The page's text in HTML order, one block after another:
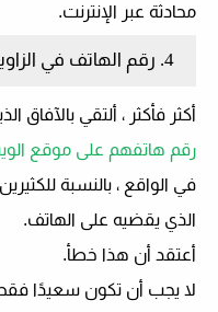
محادثة عبر الإنترنت.
4. رقم الهاتف في الزاوية اليمنى العليا
أكثر فأكثر ، ألتقي بالآفاق
رقم هاتفهم على موقع
في الواقع ، بالنسبة
الذي يقضيه على الهاتف.
أعتقد أن هذا خطأ.
لا يجب أن تكون سعيدًا